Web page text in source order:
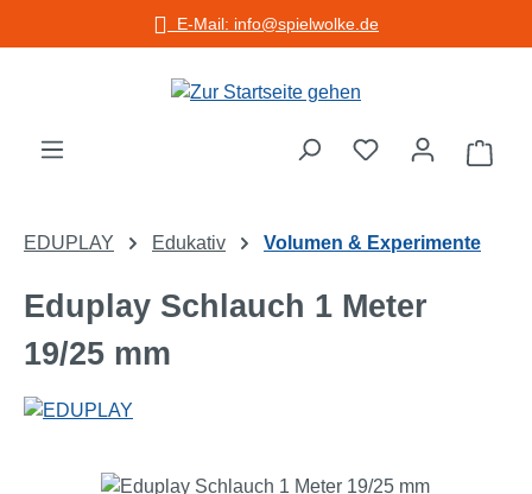
Zum Hauptinhalt springenE-Mail: info@spielwolke.de
EDUPLAY Edukativ Volumen & Experimente
Eduplay Schlauch 1 Meter
19/25 mm